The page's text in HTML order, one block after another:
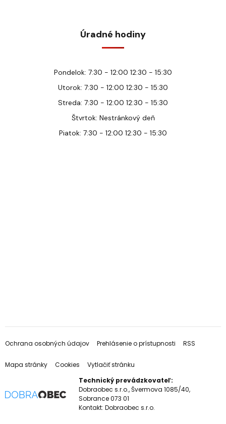
Úradné hodiny
Pondelok: 7:30 - 12:00 12:30 - 15:30
Utorok: 7:30 - 12:00 12:30 - 15:30
Streda: 7:30 - 12:00 12:30 - 15:30
Štvrtok: Nestránkový deň
Piatok: 7:30 - 12:00 12:30 - 15:30
Ochrana osobných údajov Prehlásenie o prístupnosti RSS
Mapa stránky Cookies
Vytlačiť stránku
Technický prevádzkovateľ:
Dobraobec s.r.o., Švermova 1085/40,
Sobrance 073 01
Kontakt: Dobraobec s.r.o.